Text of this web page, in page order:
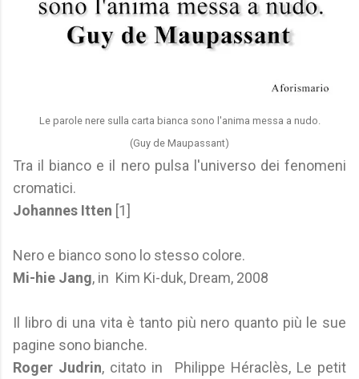
Le parole nere sulla carta bianca sono l'anima messa a nudo.
(Guy de Maupassant)
Tra il bianco e il nero pulsa l'universo dei fenomeni
cromatici.
Johannes Itten [1]
Nero e bianco sono lo stesso colore.
Mi-hie Jang, in Kim Ki-duk, Dream, 2008
Il libro di una vita è tanto più nero quanto più le sue
pagine sono bianche.
Roger Judrin, citato in Philippe Héraclès, Le petit